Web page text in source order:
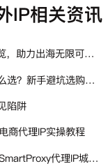
IP相关资讯
DuoPlus云手机功能全览，助力出海无限可能！
海外美国住宅代理IP怎么选？新手避坑选购指南
陷阱
商代理IP实操教程
多平台账号同步运营，SmartProxy代理IP城市定位功能有哪些实用价值